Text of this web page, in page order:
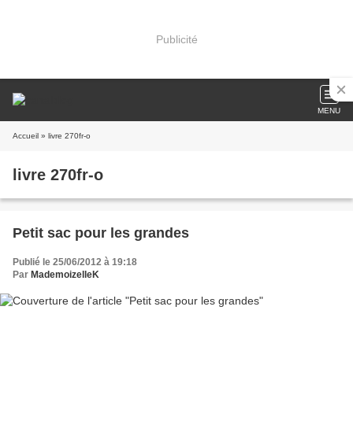
Publicité
MENU
Accueil » livre 270fr-o
livre 270fr-o
Petit sac pour les grandes
Publié le 25/06/2012 à 19:18
Par MademoizelleK